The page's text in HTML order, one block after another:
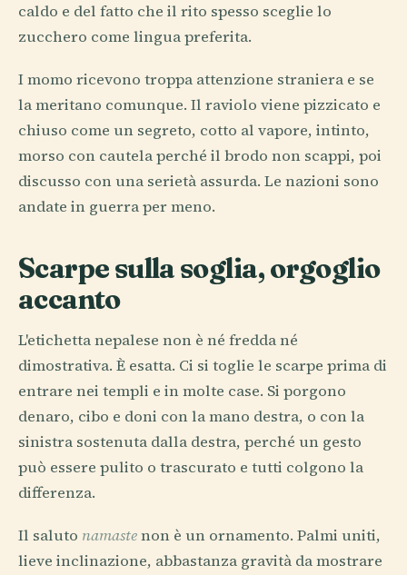
caldo e del fatto che il rito spesso sceglie lo
zucchero come lingua preferita.
I momo ricevono troppa attenzione straniera e se
la meritano comunque. Il raviolo viene pizzicato e
chiuso come un segreto, cotto al vapore, intinto,
morso con cautela perché il brodo non scappi, poi
discusso con una serietà assurda. Le nazioni sono
andate in guerra per meno.
Scarpe sulla soglia, orgoglio
accanto
L'etichetta nepalese non è né fredda né
dimostrativa. È esatta. Ci si toglie le scarpe prima di
entrare nei templi e in molte case. Si porgono
denaro, cibo e doni con la mano destra, o con la
sinistra sostenuta dalla destra, perché un gesto
può essere pulito o trascurato e tutti colgono la
differenza.
Il saluto namastenon è un ornamento. Palmi uniti,
lieve inclinazione, abbastanza gravità da mostrare